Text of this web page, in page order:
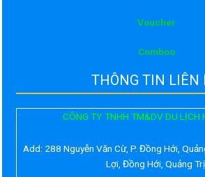
Voucher
Comboo
THÔNG TIN LIÊN
CÔNG TY TNHH TM&DV DU LỊCH
Add: 288 Nguyễn Văn Cừ, P. Đồng Hới,
Lợi, Đồng Hới, Quảng